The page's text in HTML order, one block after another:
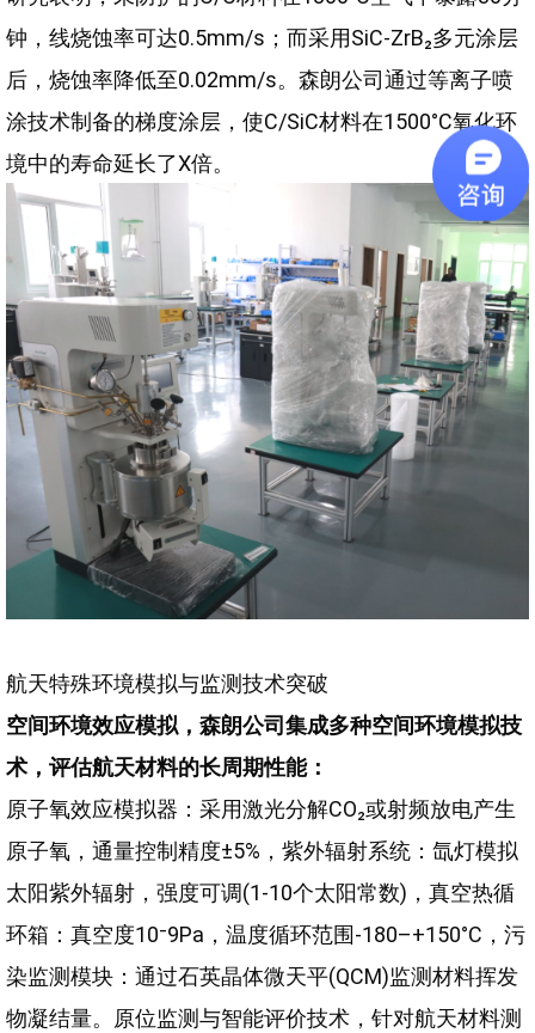
钟，线烧蚀率可达0.5mm/s；而采用SiC-ZrB₂多元涂层
后，烧蚀率降低至0.02mm/s。森朗公司通过等离子喷
涂技术制备的梯度涂层，使C/SiC材料在1500°C氧化环
境中的寿命延长了X倍。
航天特殊环境模拟与监测技术突破
空间环境效应模拟，森朗公司集成多种空间环境模拟技
术，评估航天材料的长周期性能：
原子氧效应模拟器：采用激光分解CO₂或射频放电产生
原子氧，通量控制精度±5%，紫外辐射系统：氙灯模拟
太阳紫外辐射，强度可调(1-10个太阳常数)，真空热循
环箱：真空度10⁻9Pa，温度循环范围-180–+150°C，污
染监测模块：通过石英晶体微天平(QCM)监测材料挥发
物凝结量。原位监测与智能评价技术，针对航天材料测